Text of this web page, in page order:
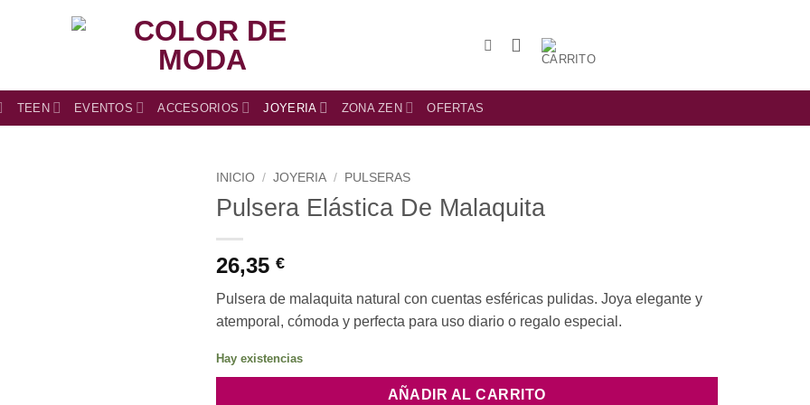
TEEN EVENTOS ACCESORIOS JOYERIA ZONA ZEN OFERTAS
INICIO / JOYERIA / PULSERAS
Pulsera Elástica De Malaquita
26,35 €
Pulsera de malaquita natural con cuentas esféricas pulidas. Joya elegante y
atemporal, cómoda y perfecta para uso diario o regalo especial.
Hay existencias
AÑADIR AL CARRITO